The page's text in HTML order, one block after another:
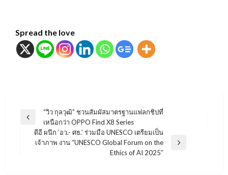
Spread the love
แนะแนว
เรื่อง
Previous
“วิว กุลวุฒิ” ชวนสัมผัสมาตรฐานแฟลกชิปที่
เหนือกว่า OPPO Find X8 Series
Next
ดีอี ผนึก ‘อว.- ศธ.’ ร่วมมือ UNESCO เตรียมเป็น
เจ้าภาพ งาน “UNESCO Global Forum on the
Ethics of AI 2025”